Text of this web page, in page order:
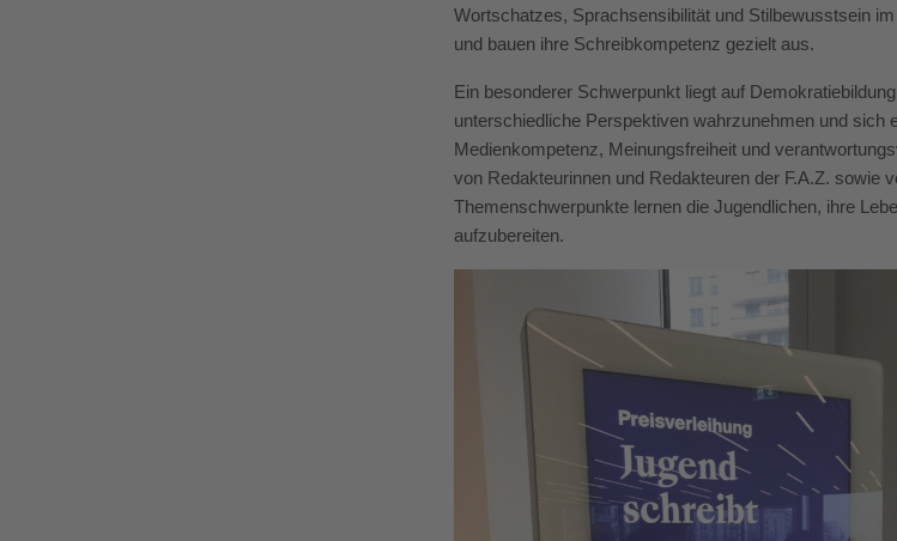
Wortschatzes, Sprachsensibilität und Stilbewusstsein
und bauen ihre Schreibkompetenz gezielt aus.
Ein besonderer Schwerpunkt liegt auf
unterschiedliche Perspektiven wahrzunehmen und sich
Medienkompetenz, Meinungsfreiheit und
von Redakteurinnen und Redakteuren der F.A.Z.
Themenschwerpunkte lernen die Jugendlichen, ihre
aufzubereiten.